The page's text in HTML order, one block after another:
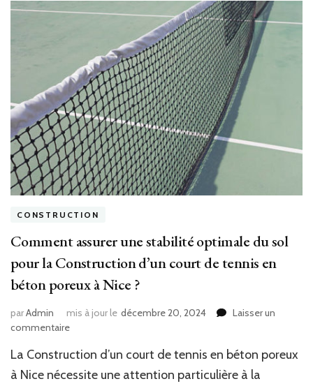
béton
poreux
CONSTRUCTION
Comment assurer une stabilité optimale du sol
pour la Construction d’un court de tennis en
béton poreux à Nice ?
parAdmin mis à jour le décembre 20, 2024
Laisser un
commentairesur
assurer
une
La Construction d’un court de tennis en béton poreux
à Nice nécessite une attention particulière à la